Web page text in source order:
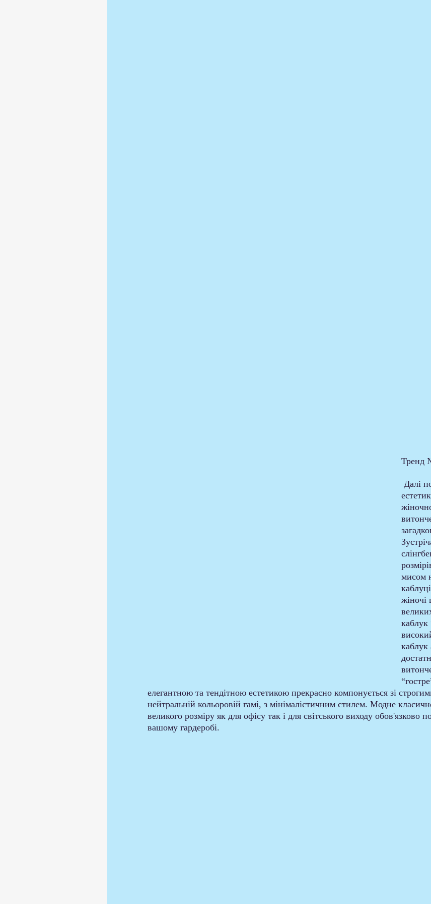
Тренд
Далі
мисом
каблук
каблук
елегантною та тендітною естетикою прекрасно компонується зі
нейтральній кольоровій гамі, з мінімалістичним стилем. Модне
великого розміру як для офісу так і для світського виходу обов'язково
вашому гардеробі.